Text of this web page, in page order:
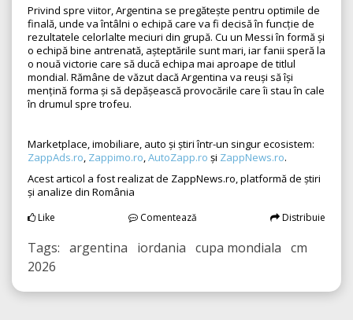
Privind spre viitor, Argentina se pregătește pentru optimile de
finală, unde va întâlni o echipă care va fi decisă în funcție de
rezultatele celorlalte meciuri din grupă. Cu un Messi în formă și
o echipă bine antrenată, așteptările sunt mari, iar fanii speră la
o nouă victorie care să ducă echipa mai aproape de titlul
mondial. Rămâne de văzut dacă Argentina va reuși să își
mențină forma și să depășească provocările care îi stau în cale
în drumul spre trofeu.
Marketplace, imobiliare, auto și știri într-un singur ecosistem:
ZappAds.ro, Zappimo.ro,AutoZapp.ro și ZappNews.ro.
Acest articol a fost realizat de ZappNews.ro, platformă de știri
și analize din România
Like Comentează Distribuie
Tags: argentina iordania cupa mondiala cm
2026